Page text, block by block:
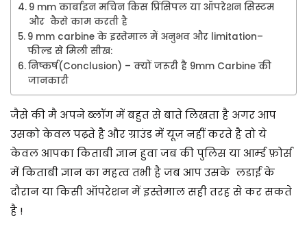
9 mm कार्बाइन मचिन किस प्रिंसिपल या ऑपरेशन सिस्टम
और कैसे काम करती है
9 mm carbine के इस्तेमाल में अनुभव और limitation–
फील्ड से मिली सीख:
निष्कर्ष(Conclusion) – क्यों जरूरी है 9mm Carbine की
जानकारी
जैसे की मै अपने ब्लॉग में बहुत से बाते लिखता है अगर आप
उसको केवल पढ़ते है और ग्राउंड में यूज़ नहीं करते है तो ये
केवल आपका किताबी ज्ञान हुवा जब की पुलिस या आर्म्ड फ़ोर्स
में किताबी ज्ञान का महत्व तभी है जब आप उसके लडाई के
दौरान या किसी ऑपरेशन में इस्तेमाल सही तरह से कर सकते
है !